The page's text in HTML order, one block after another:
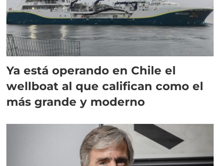
Ya está operando en Chile el
wellboat al que califican como el
más grande y moderno